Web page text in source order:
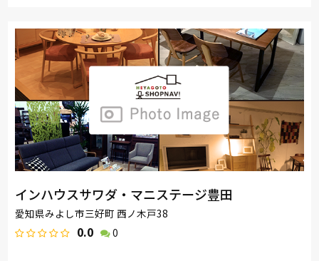
インハウスサワダ・マニステージ豊田
愛知県みよし市三好町 西ノ木戸38
0.0 0